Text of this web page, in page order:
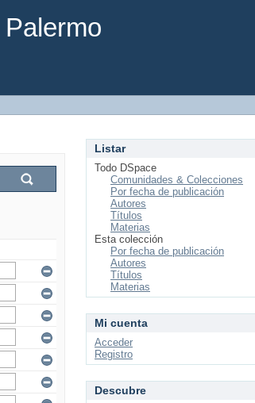
Listar
Todo DSpace
Comunidades & Colecciones
Por fecha de publicación
Autores
Títulos
Materias
Esta colección
Por fecha de publicación
Autores
Títulos
Materias
Mi cuenta
Acceder
Registro
Descubre